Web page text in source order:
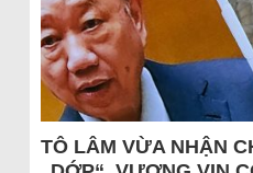
TÔ LÂM VỪA NHẬN